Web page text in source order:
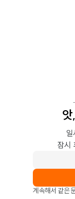
일
잠시
계속해서 같은